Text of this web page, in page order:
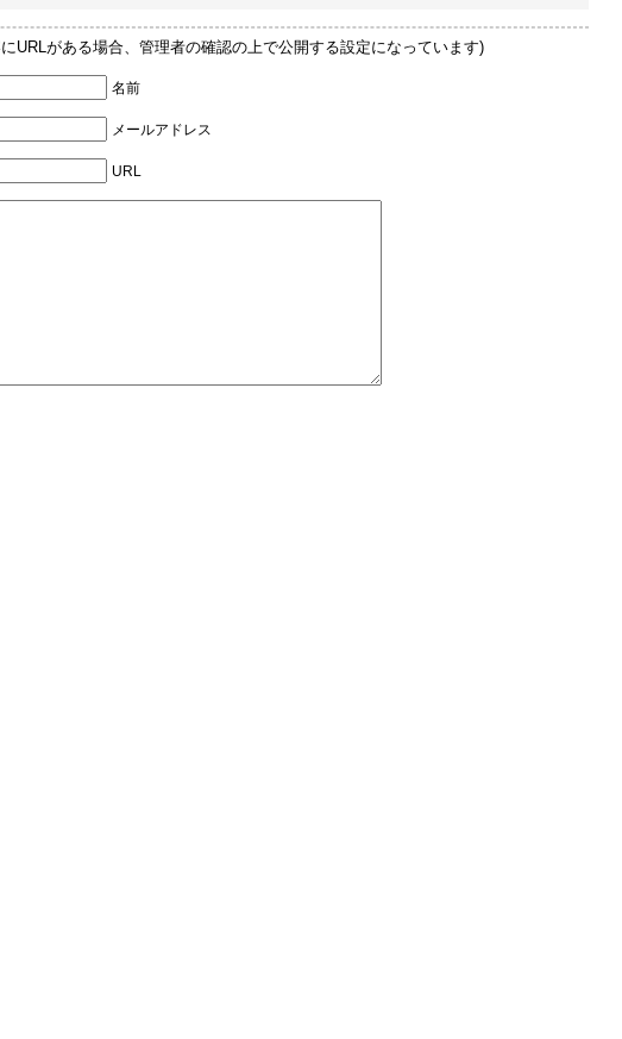
URLがある場合、管理者の確認の上で公開する設定になっています)
名前
メールアドレス
URL